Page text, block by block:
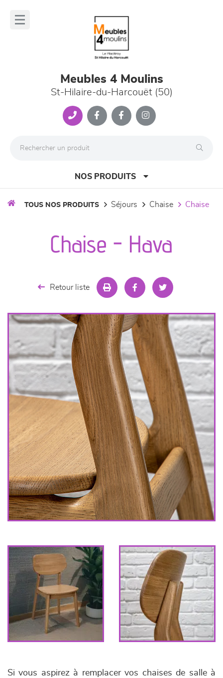
Meubles 4 Moulins
St-Hilaire-du-Harcouët (50)
NOS PRODUITS
meubles de complément
décoration
TOUS NOS PRODUITS séjours chaise chaise
Chaise - Hava
Retour liste
Si vous aspirez à remplacer vos chaises de salle à